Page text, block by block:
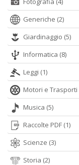
Generiche (2)
Giardinaggio (5)
Informatica (8)
Leggi (1)
Motori e Trasporti
Musica (5)
Raccolte PDF (1)
Scienze (3)
Storia (2)